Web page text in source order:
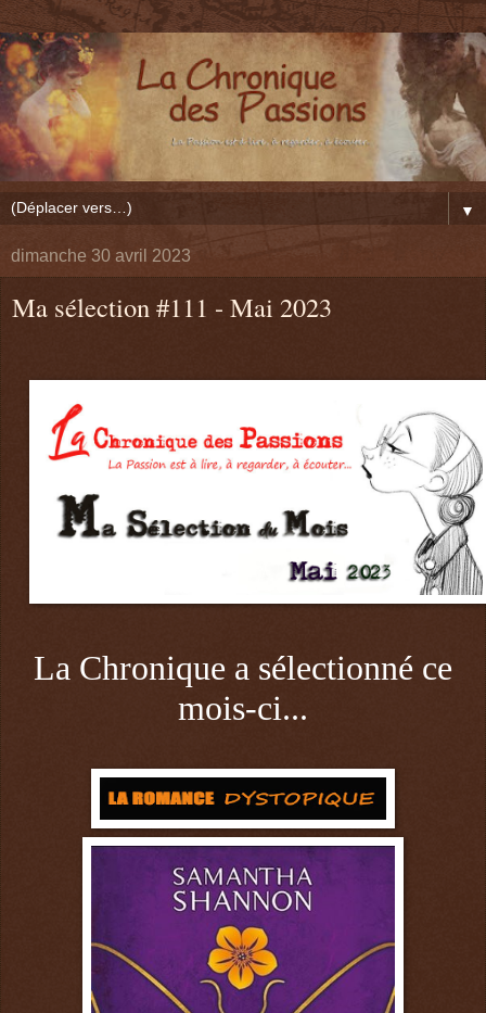
▼
dimanche 30 avril 2023
Ma sélection #111 - Mai 2023
La Chronique a sélectionné ce
mois-ci...